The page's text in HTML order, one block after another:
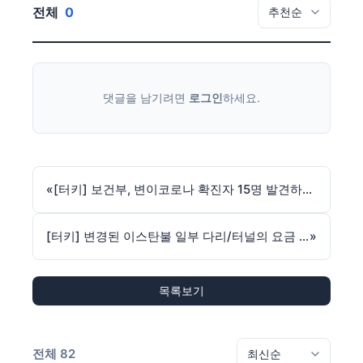
전체 0
댓글을 남기려면 로그인하세요.
« [터키] 보건부, 변이코로나 확진자 15명 발견하여 격리 중이라고 발표
[터키] 변경된 이스탄불 일부 다리/터널의 요금 부과 방식»
목록보기
전체 82